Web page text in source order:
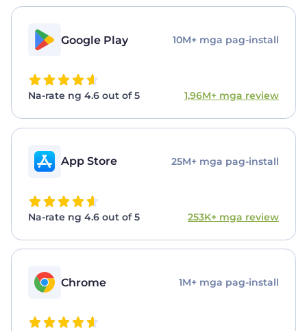
Google Play 10M+ mga pag-install
Na-rate ng 4.6 out of 5 1,96M+ mga review
App Store 25M+ mga pag-install
Na-rate ng 4.6 out of 5 253K+ mga review
Chrome 1M+ mga pag-install